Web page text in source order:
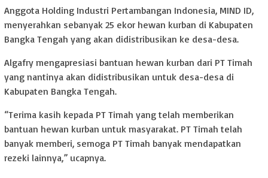
Anggota Holding Industri Pertambangan Indonesia, MIND ID,
menyerahkan sebanyak 25 ekor hewan kurban di Kabupaten
Bangka Tengah yang akan didistribusikan ke desa-desa.
Algafry mengapresiasi bantuan hewan kurban dari PT Timah
yang nantinya akan didistribusikan untuk desa-desa di
Kabupaten Bangka Tengah.
“Terima kasih kepada PT Timah yang telah memberikan
bantuan hewan kurban untuk masyarakat. PT Timah telah
banyak memberi, semoga PT Timah banyak mendapatkan
rezeki lainnya,” ucapnya.